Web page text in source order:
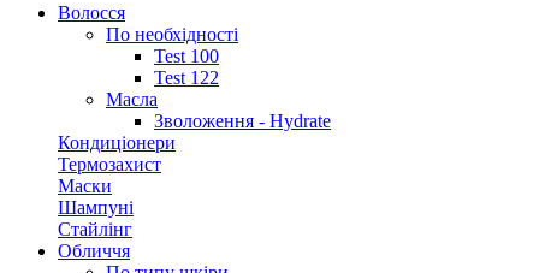
Волосся
По необхідності
Test 100
Test 122
Масла
Зволоження - Hydrate
Кондиціонери
Термозахист
Маски
Шампуні
Стайлінг
Обличчя